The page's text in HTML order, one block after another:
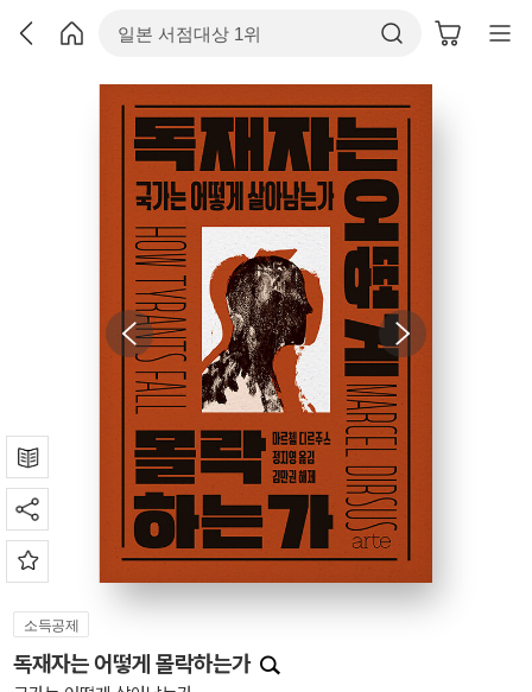
소득공제
독재자는 어떻게 몰락하는가